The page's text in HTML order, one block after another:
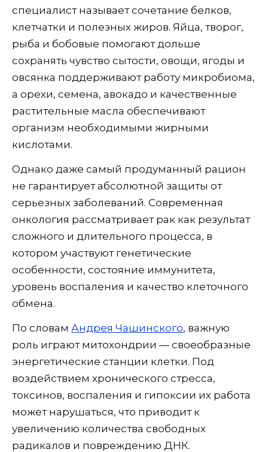
специалист называет сочетание белков,
клетчатки и полезных жиров. Яйца, творог,
рыба и бобовые помогают дольше
сохранять чувство сытости, овощи, ягоды и
овсянка поддерживают работу микробиома,
а орехи, семена, авокадо и качественные
растительные масла обеспечивают
организм необходимыми жирными
кислотами.
Однако даже самый продуманный рацион
не гарантирует абсолютной защиты от
серьезных заболеваний. Современная
онкология рассматривает рак как результат
сложного и длительного процесса, в
котором участвуют генетические
особенности, состояние иммунитета,
уровень воспаления и качество клеточного
обмена.
По словам Андрея Чашинского, важную
роль играют митохондрии — своеобразные
энергетические станции клетки. Под
воздействием хронического стресса,
токсинов, воспаления и гипоксии их работа
может нарушаться, что приводит к
увеличению количества свободных
радикалов и повреждению ДНК.